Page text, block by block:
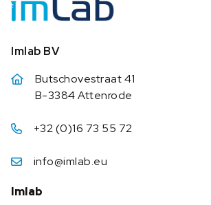
Imlab BV
Butschovestraat 41
B-3384 Attenrode
+32 (0)16 73 55 72
info@imlab.eu
Imlab